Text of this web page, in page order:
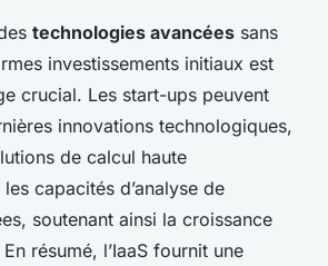
technologies avancées sans
investissements initiaux est
crucial. Les start-ups peuvent
innovations technologiques,
de calcul haute
capacités d’analyse de
soutenant ainsi la croissance
résumé, l’IaaS fournit une